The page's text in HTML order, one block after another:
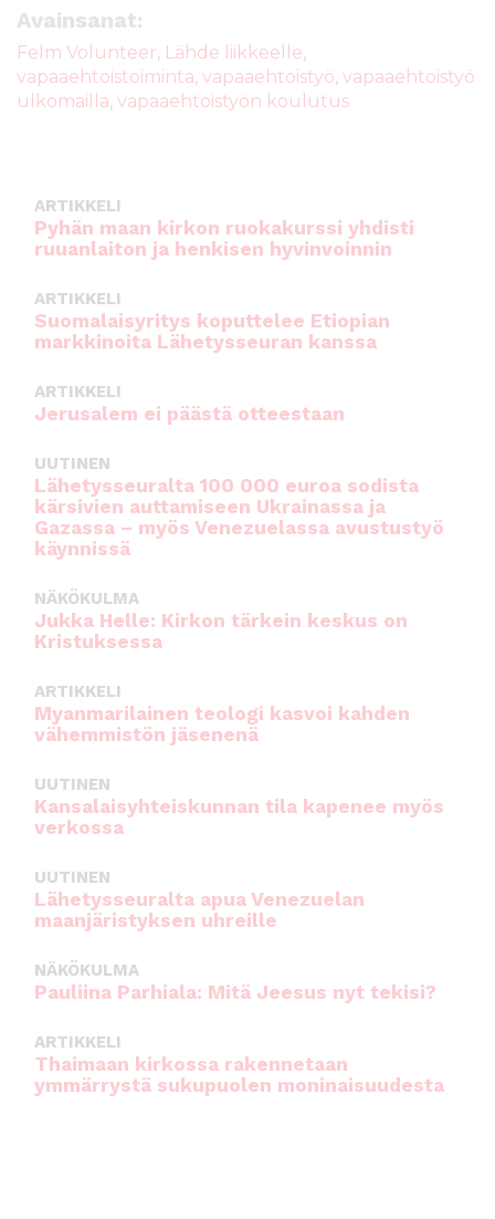
e
b
o
te
r
A
p
Avainsanat:
Felm Volunteer, Lähde liikkeelle,
vapaaehtoistoiminta, vapaaehtoistyö, vapaaehtoistyö
ulkomailla, vapaaehtoistyön koulutus
ARTIKKELI
Pyhän maan kirkon ruokakurssi yhdisti
ruuanlaiton ja henkisen hyvinvoinnin
ARTIKKELI
Suomalaisyritys koputtelee Etiopian
markkinoita Lähetysseuran kanssa
ARTIKKELI
Jerusalem ei päästä otteestaan
UUTINEN
Lähetysseuralta 100 000 euroa sodista
kärsivien auttamiseen Ukrainassa ja
Gazassa – myös Venezuelassa avustustyö
käynnissä
NÄKÖKULMA
Jukka Helle: Kirkon tärkein keskus on
Kristuksessa
ARTIKKELI
Myanmarilainen teologi kasvoi kahden
vähemmistön jäsenenä
UUTINEN
Kansalaisyhteiskunnan tila kapenee myös
verkossa
UUTINEN
Lähetysseuralta apua Venezuelan
maanjäristyksen uhreille
NÄKÖKULMA
Pauliina Parhiala: Mitä Jeesus nyt tekisi?
ARTIKKELI
Thaimaan kirkossa rakennetaan
ymmärrystä sukupuolen moninaisuudesta